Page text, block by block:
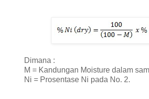
Dimana :
M = Kandungan Moisture dalam
Ni = Prosentase Ni pada No. 2.